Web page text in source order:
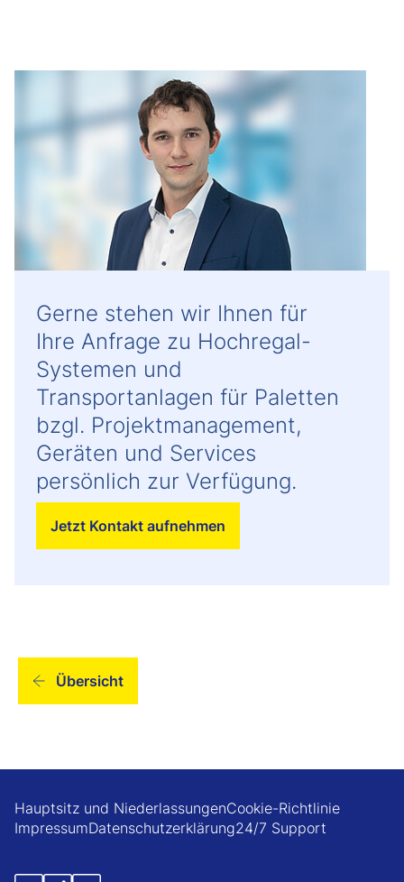
Gerne stehen wir Ihnen für
Ihre Anfrage zu Hochregal-
Systemen und
Transportanlagen für Paletten
bzgl. Projektmanagement,
Geräten und Services
persönlich zur Verfügung.
Jetzt Kontakt aufnehmen
Übersicht
Hauptsitz und NiederlassungenCookie-Richtlinie
ImpressumDatenschutzerklärung24/7 Support